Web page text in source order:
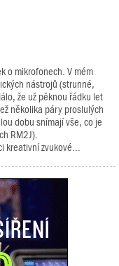
o mikrofonech. V mém
nástrojů (strunné,
že už pěknou řádku let
několika páry proslulých
dobu snímají vše, co je
RM2J).
kreativní zvukové...